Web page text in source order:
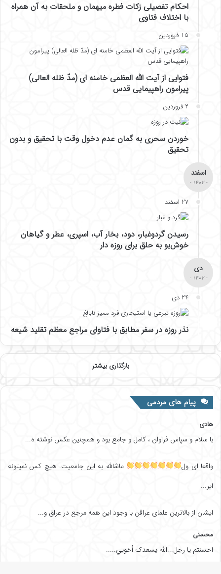
احکام تفصیلی زکات فطره میهمان و ملحقات به آن همراه
با اختلاف فتاوی
۱۵ فروردین
فتوایی از آیت الله العظمی خامنه ای (مدّ ظله العالی)
پیرامون راهپیمایی قدس
۲ فروردین
خوردن سحری به گمان عدم دخول وقت با تحقیق و بدون
تحقیق
اسفند
- ۱۴۰۲ -
۲۷ اسفند
رسیدن گردوغبار، دود، بخار آب، اسپری، عطر و گیاهان
خوش‌بو به حلق برای روزه دار
دی
- ۱۴۰۲ -
۲۴ دی
نذر روزه در سفر مطابق با فتاوای مراجع معظم تقلید شیعه
بارگذاری بیشتر
پیام های مردمی
هادی
با سلام و سپاس فراوان ، کامل و جامع بود و همچنین عکس نوشته ه...
واقعا ای ول
ماشالله به این جامعیت. هیچ کس نمیتونه
ایر...
ایشان از بالاترین علمای عراقن با وجود این همه مرجع در عراق و...
محسنی
احسنتم یا رجل...الله یسعدک أخويي.....